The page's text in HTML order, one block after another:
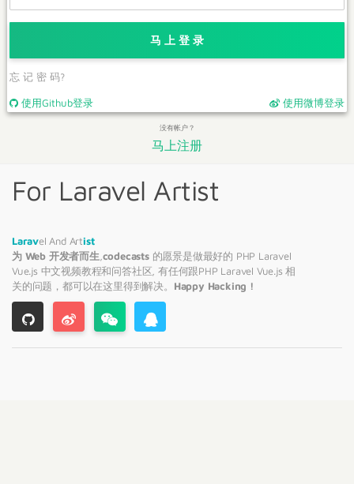
马 上 登 录
忘 记 密 码?
使用Github登录 使用微博登录
没有帐户？
马上注册
For Laravel Artist
Laravel And Artist
为 Web 开发者而生 codecasts的愿景是做最好的 PHP Laravel
Vue.js 中文视频教程和问答社区, 有任何跟PHP Laravel Vue.js 相
关的问题，都可以在这里得到解决。 Happy Hacking !